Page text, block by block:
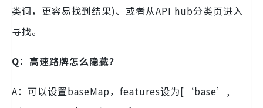
类词，更容易找到结果)、或者从API hub分类页进入
寻找。
Q：高速路牌怎么隐藏？
A：可以设置baseMap，features设为[‘base’,